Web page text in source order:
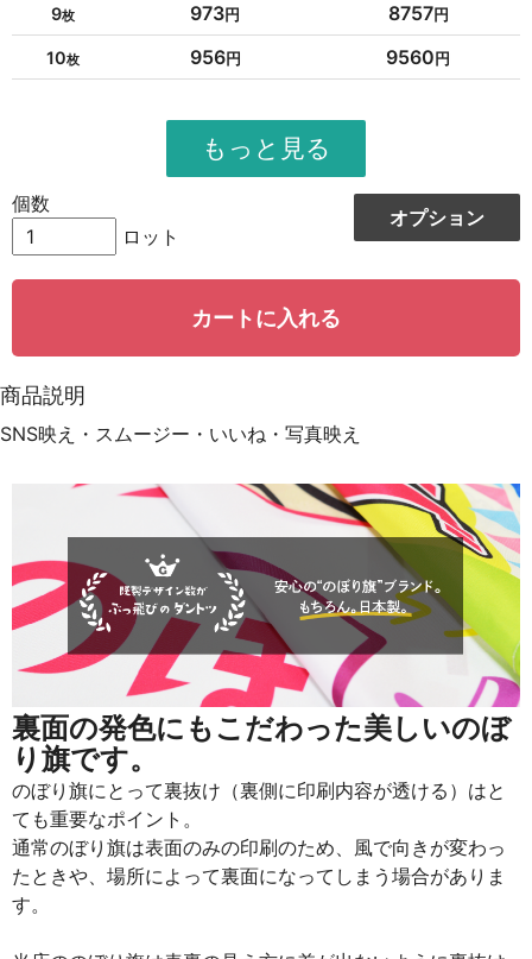
9 973 8757
10 956 9560
951
12324
13216
15 942 14130
939
18
18460
921 19341
22 919 20218
917 21091
24 915
25 913 22825
26
27 909 24543
28 907 25396
29 905 26245
オプション
個数
ロット
カートに入れる
商品説明
SNS映え・スムージー・いいね・写真映え
裏面の発色にもこだわった美しいのぼ
り旗です。
のぼり旗にとって裏抜け（裏側に印刷内容が透ける）はと
ても重要なポイント。
通常のぼり旗は表面のみの印刷のため、風で向きが変わっ
たときや、場所によって裏面になってしまう場合がありま
す。